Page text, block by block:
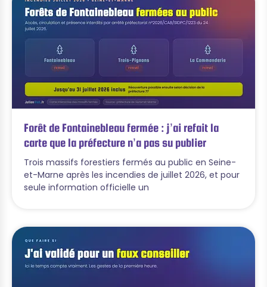
Forêt de Fontainebleau fermée : j’ai refait la
carte que la préfecture n’a pas su publier
Trois massifs forestiers fermés au public en Seine-
et-Marne après les incendies de juillet 2026, et pour
seule information officielle un